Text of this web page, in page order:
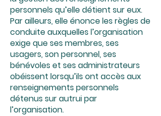
personnels qu’elle détient sur eux.
Par ailleurs, elle énonce les règles de
conduite auxquelles l’organisation
exige que ses membres, ses
usagers, son personnel, ses
bénévoles et ses administrateurs
obéissent lorsqu’ils ont accès aux
renseignements personnels
détenus sur autrui par
l’organisation.